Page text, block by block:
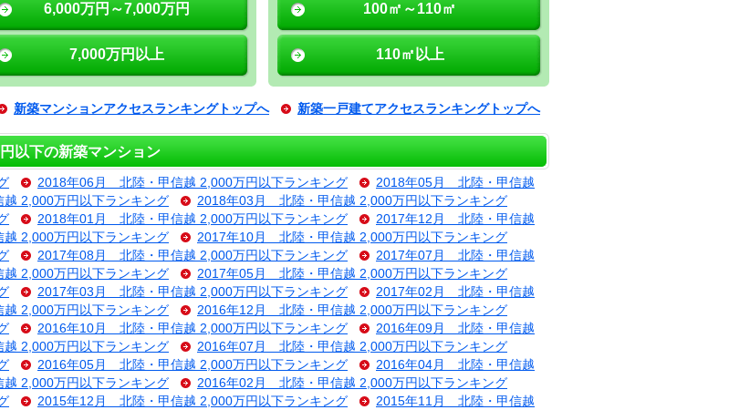
6,000万円～7,000万円
7,000万円以上
100㎡～110㎡
110㎡以上
新築マンションアクセスランキングトップへ 新築一戸建てアクセスランキングトップへ
以下の新築マンション
2018年06月 北陸・甲信越 2,000万円以下ランキング
2018年05月 北陸・甲信越
2,000万円以下ランキング
2018年03月 北陸・甲信越 2,000万円以下ランキング
2018年01月 北陸・甲信越 2,000万円以下ランキング
2017年12月 北陸・甲信越
2,000万円以下ランキング
2017年10月 北陸・甲信越 2,000万円以下ランキング
2017年08月 北陸・甲信越 2,000万円以下ランキング
2017年07月 北陸・甲信越
2,000万円以下ランキング
2017年05月 北陸・甲信越 2,000万円以下ランキング
2017年03月 北陸・甲信越 2,000万円以下ランキング
2017年02月 北陸・甲信越
2,000万円以下ランキング
2016年12月 北陸・甲信越 2,000万円以下ランキング
2016年10月 北陸・甲信越 2,000万円以下ランキング
2016年09月 北陸・甲信越
2,000万円以下ランキング
2016年07月 北陸・甲信越 2,000万円以下ランキング
2016年05月 北陸・甲信越 2,000万円以下ランキング
2016年04月 北陸・甲信越
2,000万円以下ランキング
2016年02月 北陸・甲信越 2,000万円以下ランキング
2015年12月 北陸・甲信越 2,000万円以下ランキング
2015年11月 北陸・甲信越